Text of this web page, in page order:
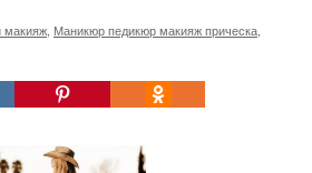
макияж Маникюр педикюр макияж прическа